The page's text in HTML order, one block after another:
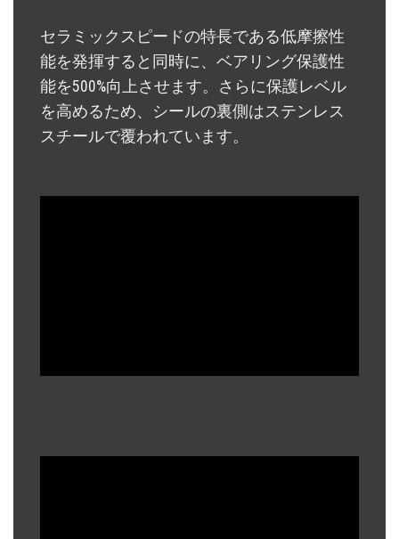
セラミックスピードの特長である低摩擦性
能を発揮すると同時に、ベアリング保護性
能を500%向上させます。さらに保護レベル
を高めるため、シールの裏側はステンレス
スチールで覆われています。